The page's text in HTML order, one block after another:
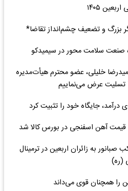
۱۴۰۵
بزرگ و تضعیف چشم‌انداز تقاضا*
صنعت سلامت‌ محور در سیمیدکو
خلیلی، عضو محترم هیأت‌مدیره
تسلیت عرض می‌نماییم
قیمت آهن اسفنجی در بورس کالا شد
روزه موکب صبانور به زائران اربعین در ترمینال
(ره)
را همچنان قوی می‌داند